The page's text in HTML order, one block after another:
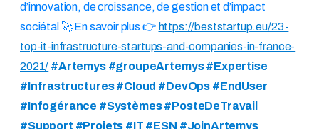
d’innovation, de croissance, de gestion et d’impact
sociétal 🚀 En savoir plus 👉 https://beststartup.eu/23-
top-it-infrastructure-startups-and-companies-in-france-
2021/ #Artemys #groupeArtemys #Expertise
#Infrastructures #Cloud #DevOps #EndUser
#Infogérance #Systèmes #PosteDeTravail
#Support #Projets #IT #ESN #JoinArtemys